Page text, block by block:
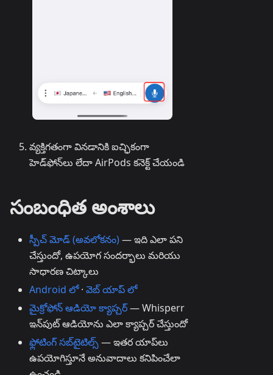
వ్యక్తిగతంగా వినడానికి ఐచ్ఛికంగా
హెడ్‌ఫోన్‌లు లేదా AirPods కనెక్ట్ చేయండి
సంబంధిత అంశాలు
స్పీచ్ మోడ్ (అవలోకనం)— ఇది ఎలా పని
చేస్తుందో, ఉపయోగ సందర్భాలు మరియు
సాధారణ చిట్కాలు
Android లో· వెబ్ యాప్ లో
మైక్రోఫోన్ ఆడియో క్యాప్చర్— Whisperr
ఇన్‌పుట్ ఆడియోను ఎలా క్యాప్చర్ చేస్తుందో
ఫ్లోటింగ్ సబ్‌టైటిల్స్— ఇతర యాప్‌లు
ఉపయోగిస్తూనే అనువాదాలు కనిపించేలా